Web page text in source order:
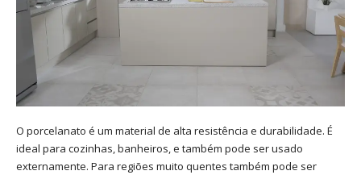
O porcelanato é um material de alta resistência e durabilidade. É
ideal para cozinhas, banheiros, e também pode ser usado
externamente. Para regiões muito quentes também pode ser